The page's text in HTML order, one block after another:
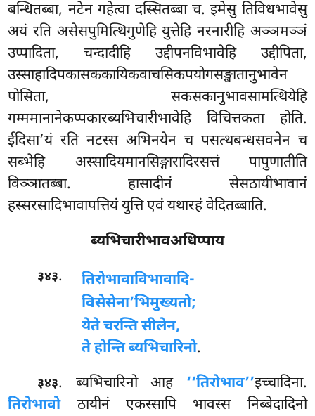
बन्धितब्बा, नटेन गहेत्वा दस्सितब्बा च. इमेसु तिविधभावेसु
अयं रति असेसपुमित्थिगुणेहि युत्तेहि नरनारीहि अञ्ञमञ्ञं
उप्पादिता, चन्दादीहि उद्दीपनविभावेहि उद्दीपिता,
उस्साहादिपकासककायिकवाचसिकपयोगसङ्खातानुभावेन
पोसिता, सकसकानुभावसामत्थियेहि
गम्ममानानेकप्पकारब्यभिचारीभावेहि विचित्तकता होति.
ईदिसा’यं रति नटस्स अभिनयेन च पसत्थबन्धसवनेन च
सब्भेहि अस्सादियमानसिङ्गारादिरसत्तं पापुणातीति
विञ्ञातब्बा. हासादीनं सेसठायीभावानं
हस्सरसादिभावापत्तियं युत्ति एवं यथारहं वेदितब्बाति.
ब्यभिचारीभावअधिप्पाय
३४३.
तिरोभावाविभावादि-
विसेसेना’भिमुख्यतो;
येते चरन्ति सीलेन,
ते होन्ति ब्यभिचारिनो.
३४३. ब्यभिचारिनो आह ‘‘तिरोभाव’’इच्चादिना.
तिरोभावोठायीनं एकस्सापि भावस्स निब्बेदादिनो